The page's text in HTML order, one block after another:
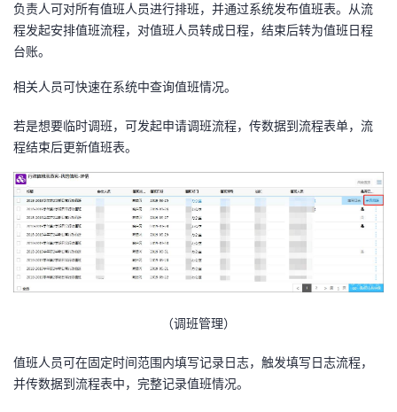
负责人可对所有值班人员进行排班，并通过系统发布值班表。从流
程发起安排值班流程，对值班人员转成日程，结束后转为值班日程
台账。
相关人员可快速在系统中查询值班情况。
若是想要临时调班，可发起申请调班流程，传数据到流程表单，流
程结束后更新值班表。
（调班管理）
值班人员可在固定时间范围内填写记录日志，触发填写日志流程，
并传数据到流程表中，完整记录值班情况。